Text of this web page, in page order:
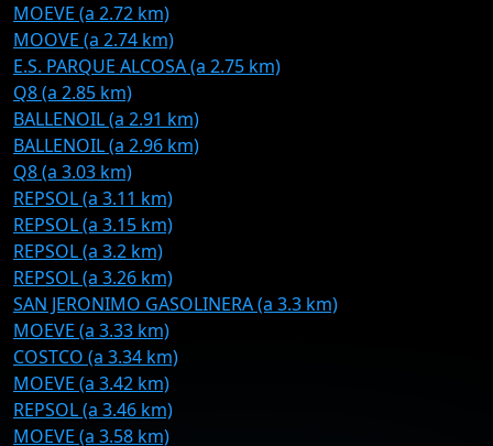
MOEVE (a 2.72 km)
MOOVE (a 2.74 km)
E.S. PARQUE ALCOSA (a 2.75 km)
Q8 (a 2.85 km)
BALLENOIL (a 2.91 km)
BALLENOIL (a 2.96 km)
Q8 (a 3.03 km)
REPSOL (a 3.11 km)
REPSOL (a 3.15 km)
REPSOL (a 3.2 km)
REPSOL (a 3.26 km)
SAN JERONIMO GASOLINERA (a 3.3 km)
MOEVE (a 3.33 km)
COSTCO (a 3.34 km)
MOEVE (a 3.42 km)
REPSOL (a 3.46 km)
MOEVE (a 3.58 km)